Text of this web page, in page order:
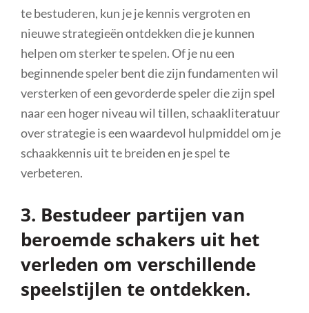
te bestuderen, kun je je kennis vergroten en
nieuwe strategieën ontdekken die je kunnen
helpen om sterker te spelen. Of je nu een
beginnende speler bent die zijn fundamenten wil
versterken of een gevorderde speler die zijn spel
naar een hoger niveau wil tillen, schaakliteratuur
over strategie is een waardevol hulpmiddel om je
schaakkennis uit te breiden en je spel te
verbeteren.
3. Bestudeer partijen van
beroemde schakers uit het
verleden om verschillende
speelstijlen te ontdekken.